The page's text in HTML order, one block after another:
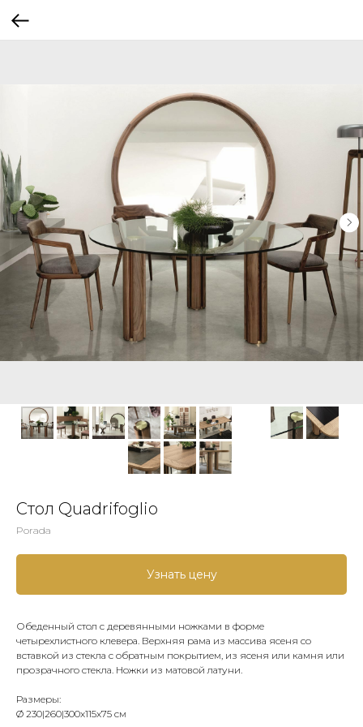
Стол Quadrifoglio
Porada
Узнать цену
Обеденный стол с деревянными ножками в форме
четырехлистного клевера. Верхняя рама из массива ясеня со
вставкой из стекла с обратным покрытием, из ясеня или камня или
прозрачного стекла. Ножки из матовой латуни.
Размеры:
Ø 230|260|300x115x75 см